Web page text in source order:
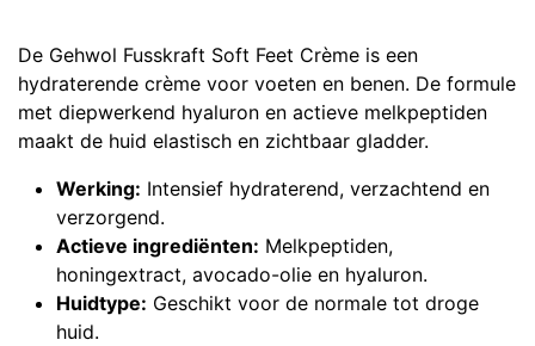
De Gehwol Fusskraft Soft Feet Crème is een
hydraterende crème voor voeten en benen. De formule
met diepwerkend hyaluron en actieve melkpeptiden
maakt de huid elastisch en zichtbaar gladder.
Werking: Intensief hydraterend, verzachtend en
verzorgend.
Actieve ingrediënten: Melkpeptiden,
honingextract, avocado-olie en hyaluron.
Huidtype: Geschikt voor de normale tot droge
huid.